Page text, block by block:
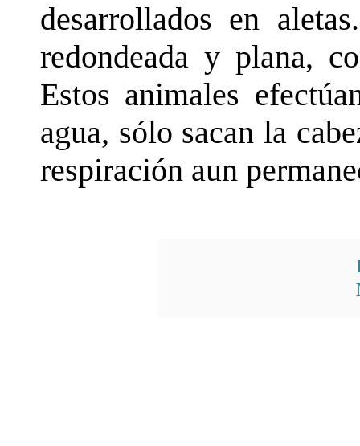
desarrollados en
redondeada y plana,
Estos animales
agua, sólo sacan la
respiración aun